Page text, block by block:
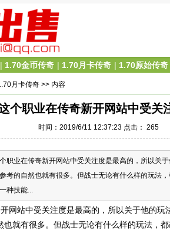
| 1.70金币传奇 | 1.70月卡传奇 | 1.70原始传奇
月卡传奇 >> 内容
个职业在传奇新开网站中受关
时间：2019/6/11 12:37:23 点击： 265
职业在传奇新开网站中受关注度是最高的，所以关
考的自然也就有很多。但战士无论有什么样的玩法
种技能...
网站中受关注度是最高的，所以关于他的玩
也就有很多。但战士无论有什么样的玩法，